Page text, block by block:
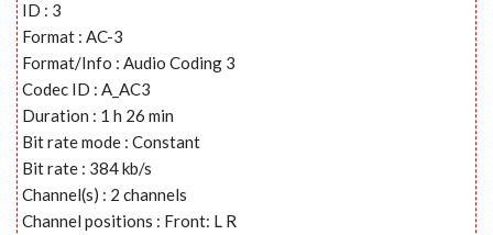
ID : 3
Format : AC-3
Format/Info : Audio Coding 3
Codec ID : A_AC3
Duration : 1 h 26 min
Bit rate mode : Constant
Bit rate : 384 kb/s
Channel(s) : 2 channels
Channel positions : Front: L R